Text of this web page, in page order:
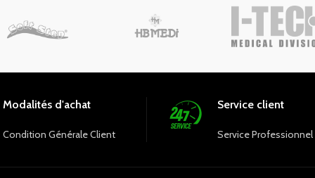
Modalités d'achat
Condition Générale Client
Service client
Service Professionnel